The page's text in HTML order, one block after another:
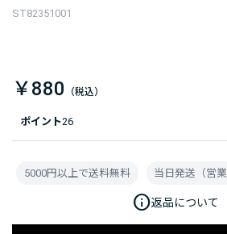
ST82351001
ポイント26
￥880
5000円以上で送料無料 当日発送（営
info返品について